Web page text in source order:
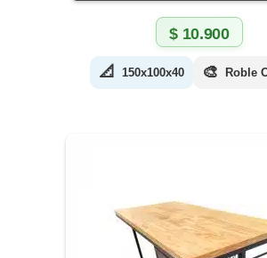
$10.900
📐 150x100x40 🎨 Roble